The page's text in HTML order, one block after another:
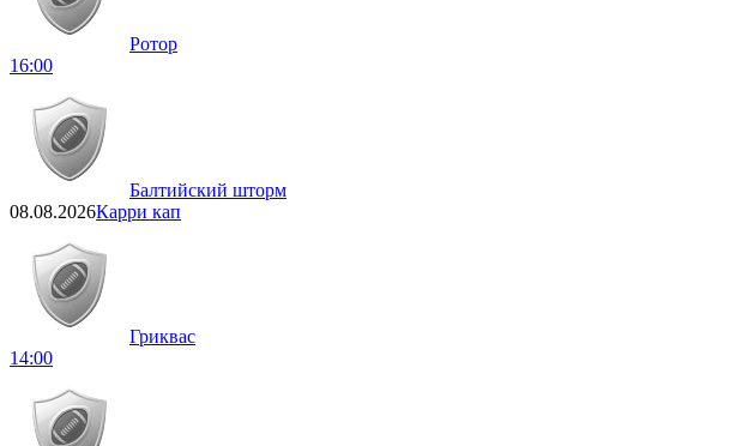
Ротор
16:00
Балтийский шторм
08.08.2026Карри кап
Гриквас
14:00